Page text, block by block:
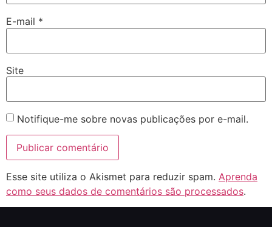
E-mail *
Site
Notifique-me sobre novas publicações por e-mail.
Esse site utiliza o Akismet para reduzir spam. Aprenda
como seus dados de comentários são processados.